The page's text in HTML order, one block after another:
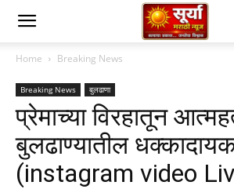
Home Breaking News
Breaking News बुलढाणा
प्रेमाच्या विरहातून
बुलढाण्यातील
(instagram video